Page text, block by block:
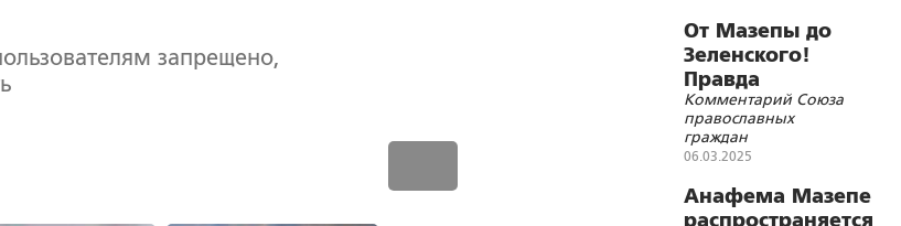
запрещено,
От Мазепы до
Зеленского!
Правда
церковных
анафем
Комментарий Союза
православных
граждан
06.03.2025
Анафема Мазепе
распространяется